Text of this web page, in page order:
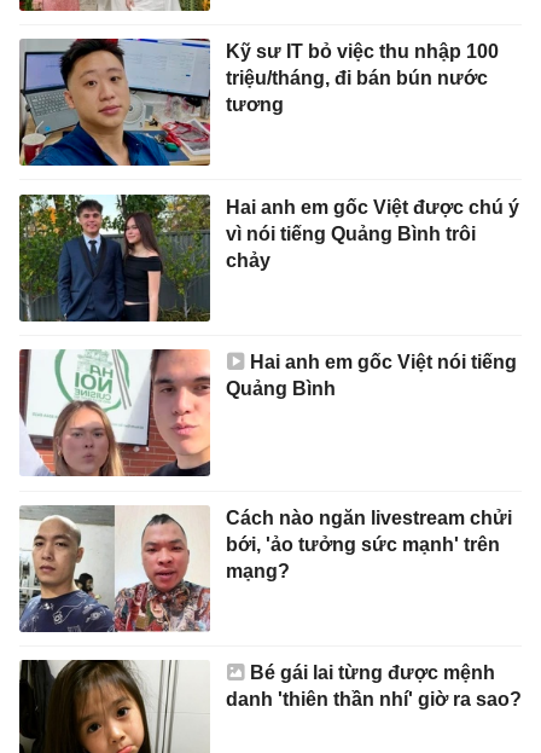
Kỹ sư IT bỏ việc thu nhập 100
triệu/tháng, đi bán bún nước
tương
Hai anh em gốc Việt được chú ý
vì nói tiếng Quảng Bình trôi
chảy
Hai anh em gốc Việt nói tiếng
Quảng Bình
Cách nào ngăn livestream chửi
bới, 'ảo tưởng sức mạnh' trên
mạng?
Bé gái lai từng được mệnh
danh 'thiên thần nhí' giờ ra sao?